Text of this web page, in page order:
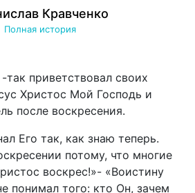
Кравченко
Полная история
приветствовал своих
Христос Мой Господь и
после воскресения.
Его так, как знаю теперь.
потому, что многие
воскрес!»- «Воистину
понимал того: кто Он, зачем